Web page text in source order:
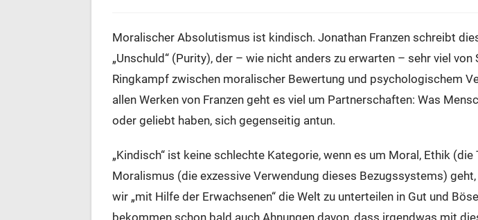
Moralischer Absolutismus ist kindisch. Jonathan Franzen schreibt
„Unschuld“ (Purity), der – wie nicht anders zu erwarten – sehr viel von
Ringkampf zwischen moralischer Bewertung und psychologischem
allen Werken von Franzen geht es viel um Partnerschaften: Was
oder geliebt haben, sich gegenseitig antun.
„Kindisch“ ist keine schlechte Kategorie, wenn es um Moral, Ethik (die
Moralismus (die exzessive Verwendung dieses Bezugssystems)
wir „mit Hilfe der Erwachsenen“ die Welt zu unterteilen in Gut und
bekommen schon bald auch Ahnungen davon, dass irgendwas mit